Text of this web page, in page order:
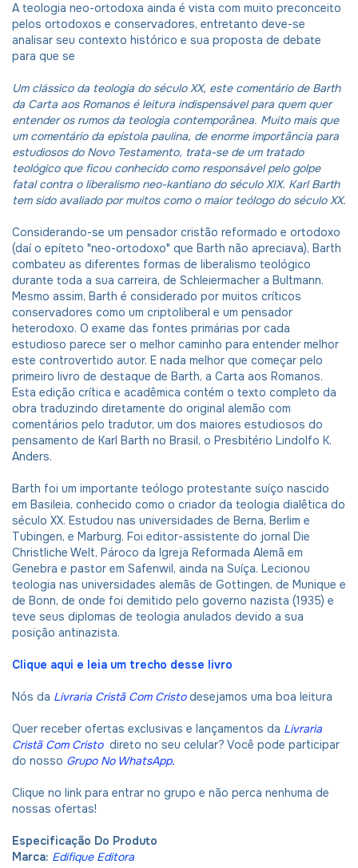
A teologia neo-ortodoxa ainda é vista com muito preconceito
pelos ortodoxos e conservadores, entretanto deve-se
analisar seu contexto histórico e sua proposta de debate
para que se
Um clássico da teologia do século XX, este comentário de Barth
da Carta aos Romanos é leitura indispensável para quem quer
entender os rumos da teologia contemporânea. Muito mais que
um comentário da epístola paulina, de enorme importância para
estudiosos do Novo Testamento, trata-se de um tratado
teológico que ficou conhecido como responsável pelo golpe
fatal contra o liberalismo neo-kantiano do século XIX. Karl Barth
tem sido avaliado por muitos como o maior teólogo do século XX.
Considerando-se um pensador cristão reformado e ortodoxo
(daí o epíteto "neo-ortodoxo" que Barth não apreciava), Barth
combateu as diferentes formas de liberalismo teológico
durante toda a sua carreira, de Schleiermacher a Bultmann.
Mesmo assim, Barth é considerado por muitos críticos
conservadores como um criptoliberal e um pensador
heterodoxo. O exame das fontes primárias por cada
estudioso parece ser o melhor caminho para entender melhor
este controvertido autor. E nada melhor que começar pelo
primeiro livro de destaque de Barth, a Carta aos Romanos.
Esta edição crítica e acadêmica contém o texto completo da
obra traduzindo diretamente do original alemão com
comentários pelo tradutor, um dos maiores estudiosos do
pensamento de Karl Barth no Brasil, o Presbitério Lindolfo K.
Anders.
Barth foi um importante teólogo protestante suíço nascido
em Basileia, conhecido como o criador da teologia dialêtica do
século XX. Estudou nas universidades de Berna, Berlim e
Tubingen, e Marburg. Foi editor-assistente do jornal Die
Christliche Welt, Pároco da Igreja Reformada Alemã em
Genebra e pastor em Safenwil, ainda na Suíça. Lecionou
teologia nas universidades alemãs de Gottingen, de Munique e
de Bonn, de onde foi demitido pelo governo nazista (1935) e
teve seus diplomas de teologia anulados devido a sua
posição antinazista.
Clique aqui e leia um trecho desse livro
Nós da Livraria Cristã Com Cristo desejamos uma boa leitura
Quer receber ofertas exclusivas e lançamentos da Livraria
Cristã Com Cristo direto no seu celular? Você pode participar
do nosso Grupo No WhatsApp.
Clique no link para entrar no grupo e não perca nenhuma de
nossas ofertas!
Especificação Do Produto
Marca: Edifique Editora